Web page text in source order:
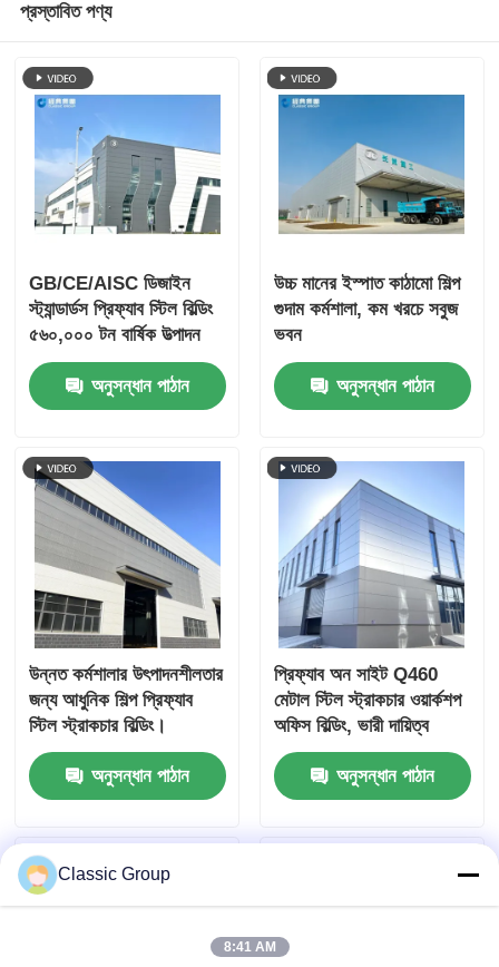
প্রস্তাবিত পণ্য
GB/CE/AISC ডিজাইন
স্ট্যান্ডার্ডস প্রিফ্যাব স্টিল বিল্ডিং
৫৬০,০০০ টন বার্ষিক উত্পাদন
ক্ষমতা এবং জারা প্রতিরোধী
ইস্পাত কাঠামো কর্মশালা
অনুসন্ধান পাঠান
উচ্চ মানের ইস্পাত কাঠামো শিল্প
গুদাম কর্মশালা, কম খরচে সবুজ
ভবন
অনুসন্ধান পাঠান
উন্নত কর্মশালার উৎপাদনশীলতার
জন্য আধুনিক শিল্প প্রিফ্যাব
স্টিল স্ট্রাকচার বিল্ডিং।
অনুসন্ধান পাঠান
প্রিফ্যাব অন সাইট Q460
মেটাল স্টিল স্ট্রাকচার ওয়ার্কশপ
অফিস বিল্ডিং, ভারী দায়িত্ব
অনুসন্ধান পাঠান
Classic Group
8:41 AM